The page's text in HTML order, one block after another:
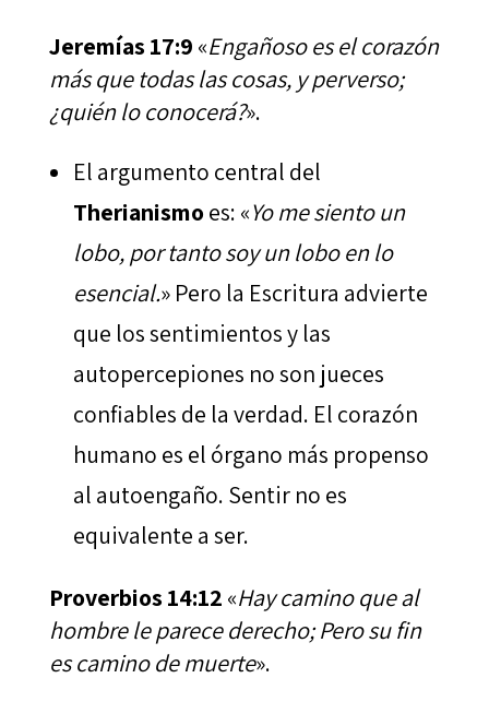
Jeremías 17:9 «Engañoso es el corazón
más que todas las cosas, y perverso;
¿quién lo conocerá?».
El argumento central del
Therianismo es: «Yo me siento un
lobo, por tanto soy un lobo en lo
esencial.» Pero la Escritura advierte
que los sentimientos y las
autopercepiones no son jueces
confiables de la verdad. El corazón
humano es el órgano más propenso
al autoengaño. Sentir no es
equivalente a ser.
Proverbios 14:12 «Hay camino que al
hombre le parece derecho; Pero su fin
es camino de muerte».